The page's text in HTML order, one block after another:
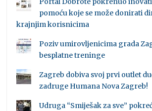
pomoću koje se može donirati
krajnjim korisnicima
Poziv umirovljenicima grada
besplatne treninge
Zagreb dobiva svoj prvi outlet
zadruge Humana Nova Zagreb!
Udruga “Smiješak za sve”